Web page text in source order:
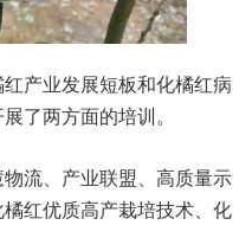
产业发展短板和化橘红病
了两方面的培训。
流、产业联盟、高质量示
红优质高产栽培技术、化